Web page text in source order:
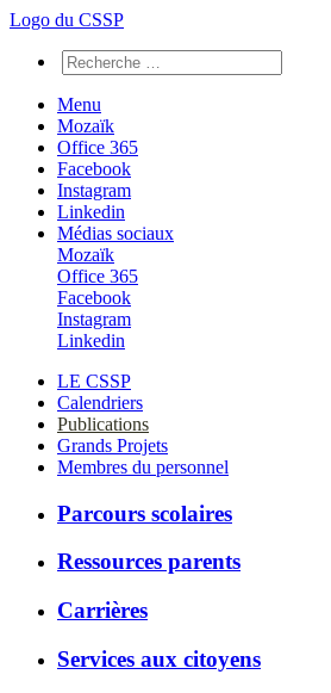
Logo du CSSP
Menu
Mozaïk
Office 365
Facebook
Instagram
Linkedin
Médias sociaux
Mozaïk
Office 365
Facebook
Instagram
Linkedin
LE CSSP
Calendriers
Publications
Grands Projets
Membres du personnel
Parcours scolaires
Ressources parents
Carrières
Services aux citoyens